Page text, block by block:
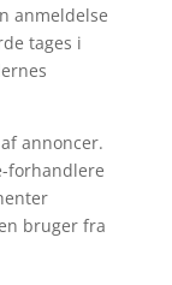
anmeldelse
tages i
annoncer.
forhandlere
bruger fra